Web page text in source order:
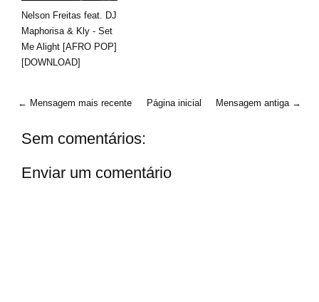
Nelson Freitas feat. DJ
Maphorisa & Kly - Set
Me Alight [AFRO POP]
[DOWNLOAD]
← Mensagem mais recente Mensagem antiga →
Página inicial
Sem comentários:
Enviar um comentário